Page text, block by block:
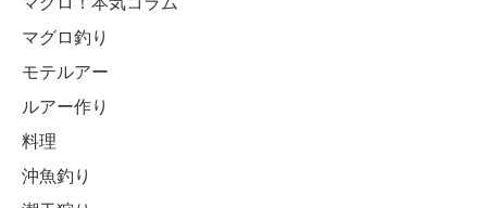
マグロ釣り
モテルアー
ルアー作り
料理
沖魚釣り